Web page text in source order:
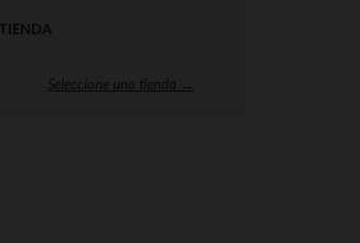
Seleccione una tienda →